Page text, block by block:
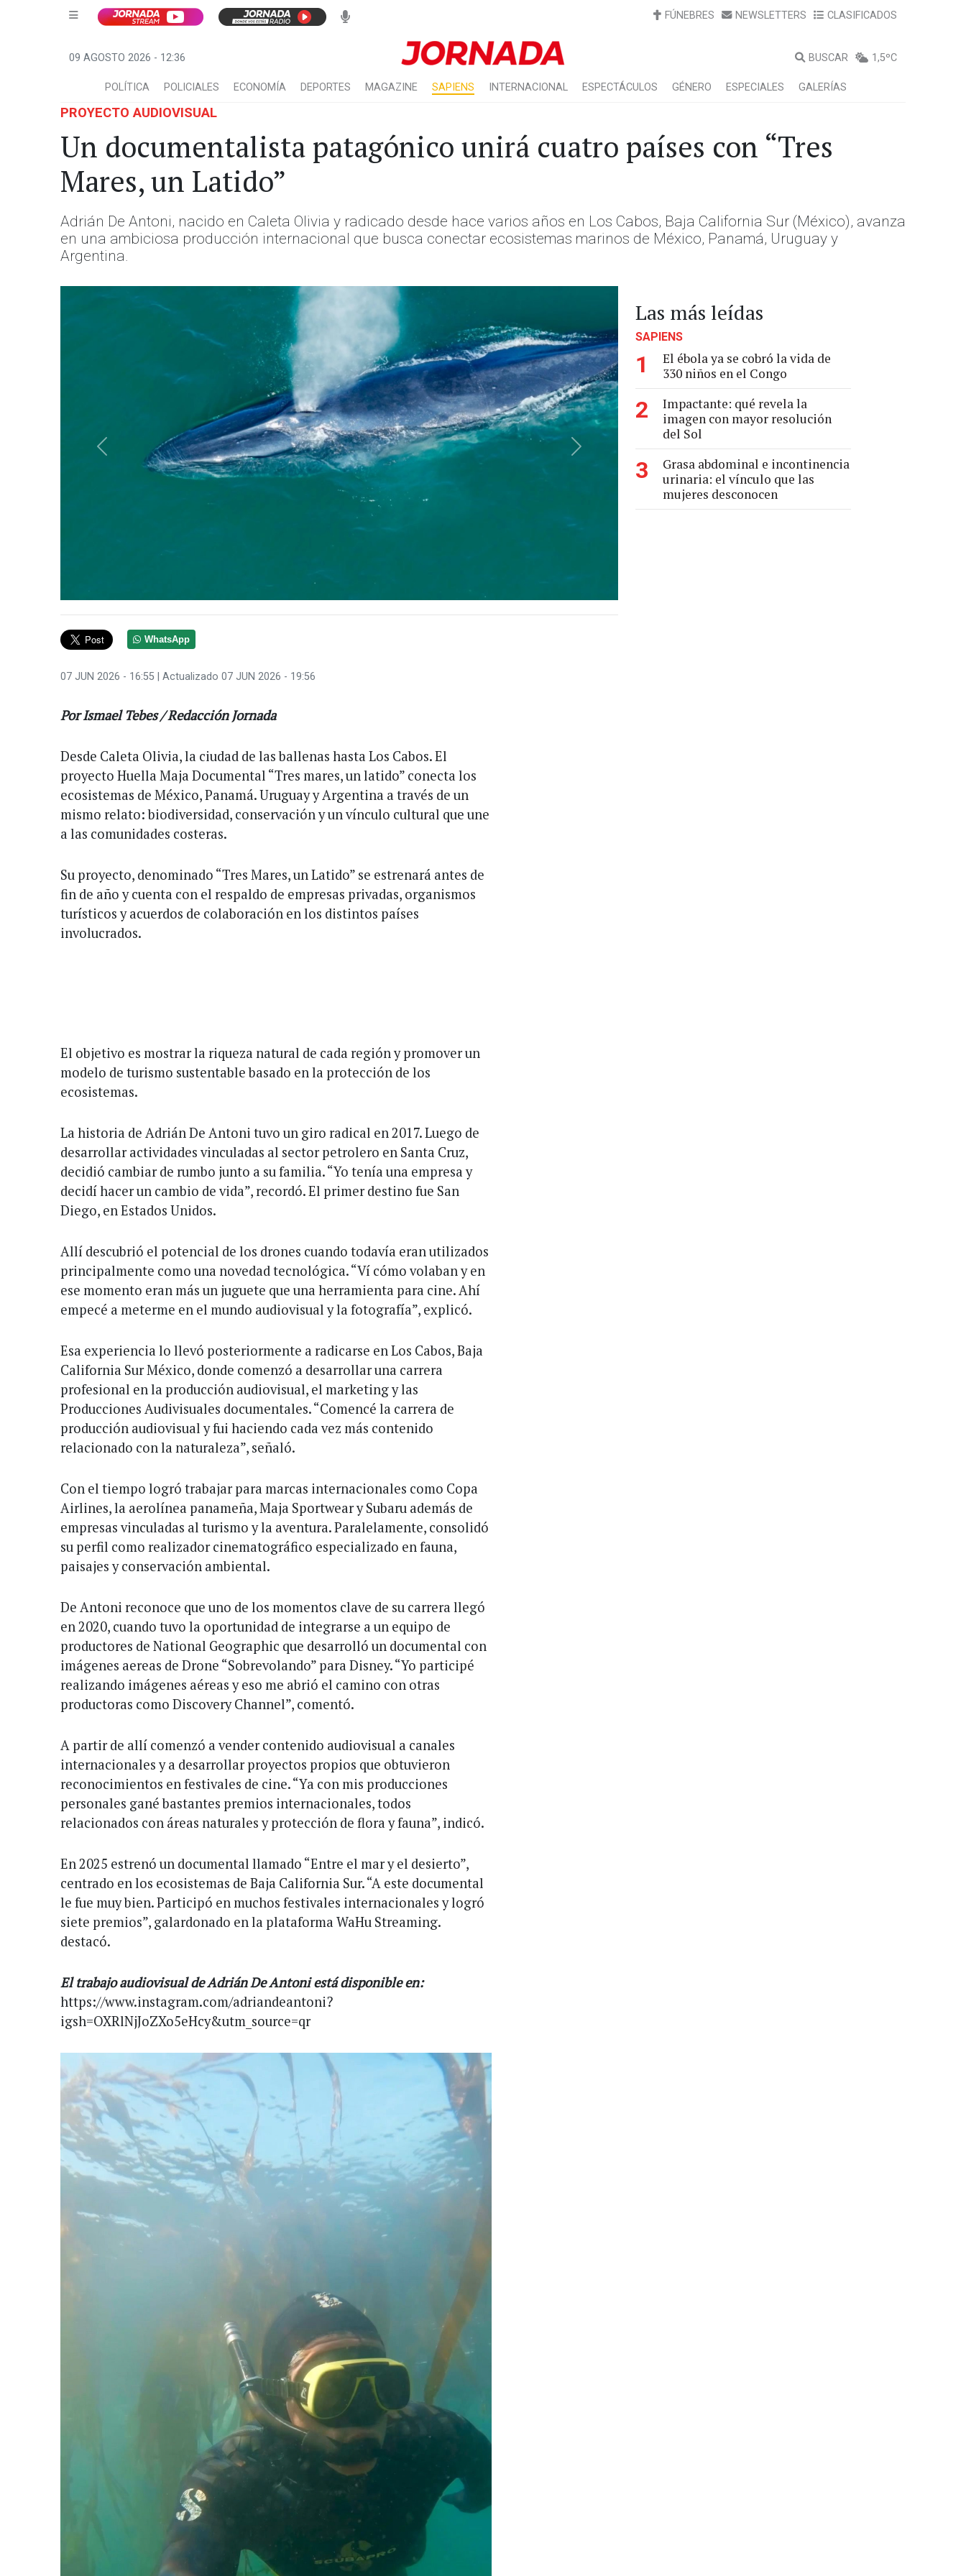
FÚNEBRES NEWSLETTERS CLASIFICADOS
09 AGOSTO 2026 - 12:36 BUSCAR 1,5ºC
POLÍTICA POLICIALES ECONOMÍA DEPORTES MAGAZINE SAPIENS INTERNACIONAL ESPECTÁCULOS GÉNERO ESPECIALES GALERÍAS
PROYECTO AUDIOVISUAL
Un documentalista patagónico unirá cuatro países con “Tres
Mares, un Latido”
Adrián De Antoni, nacido en Caleta Olivia y radicado desde hace varios años en Los Cabos, Baja California Sur (México), avanza
en una ambiciosa producción internacional que busca conectar ecosistemas marinos de México, Panamá, Uruguay y
Argentina.
Anterior Siguiente
WhatsApp
07 JUN 2026 - 16:55 | Actualizado 07 JUN 2026 - 19:56
Por Ismael Tebes / Redacción Jornada
Desde Caleta Olivia, la ciudad de las ballenas hasta Los Cabos. El
proyecto Huella Maja Documental “Tres mares, un latido” conecta los
ecosistemas de México, Panamá. Uruguay y Argentina a través de un
mismo relato: biodiversidad, conservación y un vínculo cultural que une
a las comunidades costeras.
Su proyecto, denominado “Tres Mares, un Latido” se estrenará antes de
fin de año y cuenta con el respaldo de empresas privadas, organismos
turísticos y acuerdos de colaboración en los distintos países
involucrados.
El objetivo es mostrar la riqueza natural de cada región y promover un
modelo de turismo sustentable basado en la protección de los
ecosistemas.
La historia de Adrián De Antoni tuvo un giro radical en 2017. Luego de
desarrollar actividades vinculadas al sector petrolero en Santa Cruz,
decidió cambiar de rumbo junto a su familia. “Yo tenía una empresa y
decidí hacer un cambio de vida”, recordó. El primer destino fue San
Diego, en Estados Unidos.
Allí descubrió el potencial de los drones cuando todavía eran utilizados
principalmente como una novedad tecnológica. “Ví cómo volaban y en
ese momento eran más un juguete que una herramienta para cine. Ahí
empecé a meterme en el mundo audiovisual y la fotografía”, explicó.
Esa experiencia lo llevó posteriormente a radicarse en Los Cabos, Baja
California Sur México, donde comenzó a desarrollar una carrera
profesional en la producción audiovisual, el marketing y las
Producciones Audivisuales documentales. “Comencé la carrera de
producción audiovisual y fui haciendo cada vez más contenido
relacionado con la naturaleza”, señaló.
Con el tiempo logró trabajar para marcas internacionales como Copa
Airlines, la aerolínea panameña, Maja Sportwear y Subaru además de
empresas vinculadas al turismo y la aventura. Paralelamente, consolidó
su perfil como realizador cinematográfico especializado en fauna,
paisajes y conservación ambiental.
De Antoni reconoce que uno de los momentos clave de su carrera llegó
en 2020, cuando tuvo la oportunidad de integrarse a un equipo de
productores de National Geographic que desarrolló un documental con
imágenes aereas de Drone “Sobrevolando” para Disney. “Yo participé
realizando imágenes aéreas y eso me abrió el camino con otras
productoras como Discovery Channel”, comentó.
A partir de allí comenzó a vender contenido audiovisual a canales
internacionales y a desarrollar proyectos propios que obtuvieron
reconocimientos en festivales de cine. “Ya con mis producciones
personales gané bastantes premios internacionales, todos
relacionados con áreas naturales y protección de flora y fauna”, indicó.
En 2025 estrenó un documental llamado “Entre el mar y el desierto”,
centrado en los ecosistemas de Baja California Sur. “A este documental
le fue muy bien. Participó en muchos festivales internacionales y logró
siete premios”, galardonado en la plataforma WaHu Streaming.
destacó.
El trabajo audiovisual de Adrián De Antoni está disponible en:
https://www.instagram.com/adriandeantoni?
igsh=OXRlNjJoZXo5eHcy&utm_source=qr
Las más leídas
SAPIENS
1
El ébola ya se cobró la vida de
330 niños en el Congo
2
Impactante: qué revela la
imagen con mayor resolución
del Sol
3
Grasa abdominal e incontinencia
urinaria: el vínculo que las
mujeres desconocen